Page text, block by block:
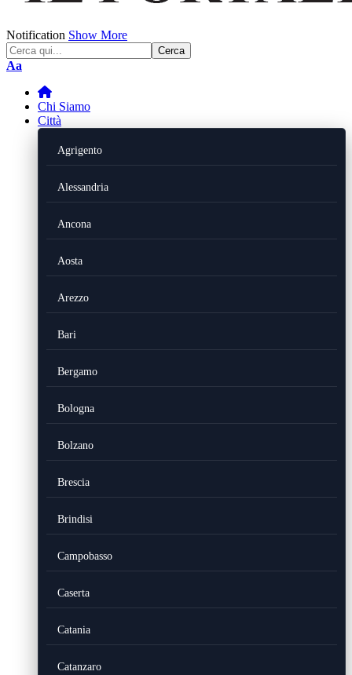
Notification Show More
Font
Aa
Chi Siamo
Città
Agrigento
Alessandria
Ancona
Aosta
Arezzo
Bari
Bergamo
Bologna
Bolzano
Brescia
Brindisi
Campobasso
Caserta
Catania
Catanzaro